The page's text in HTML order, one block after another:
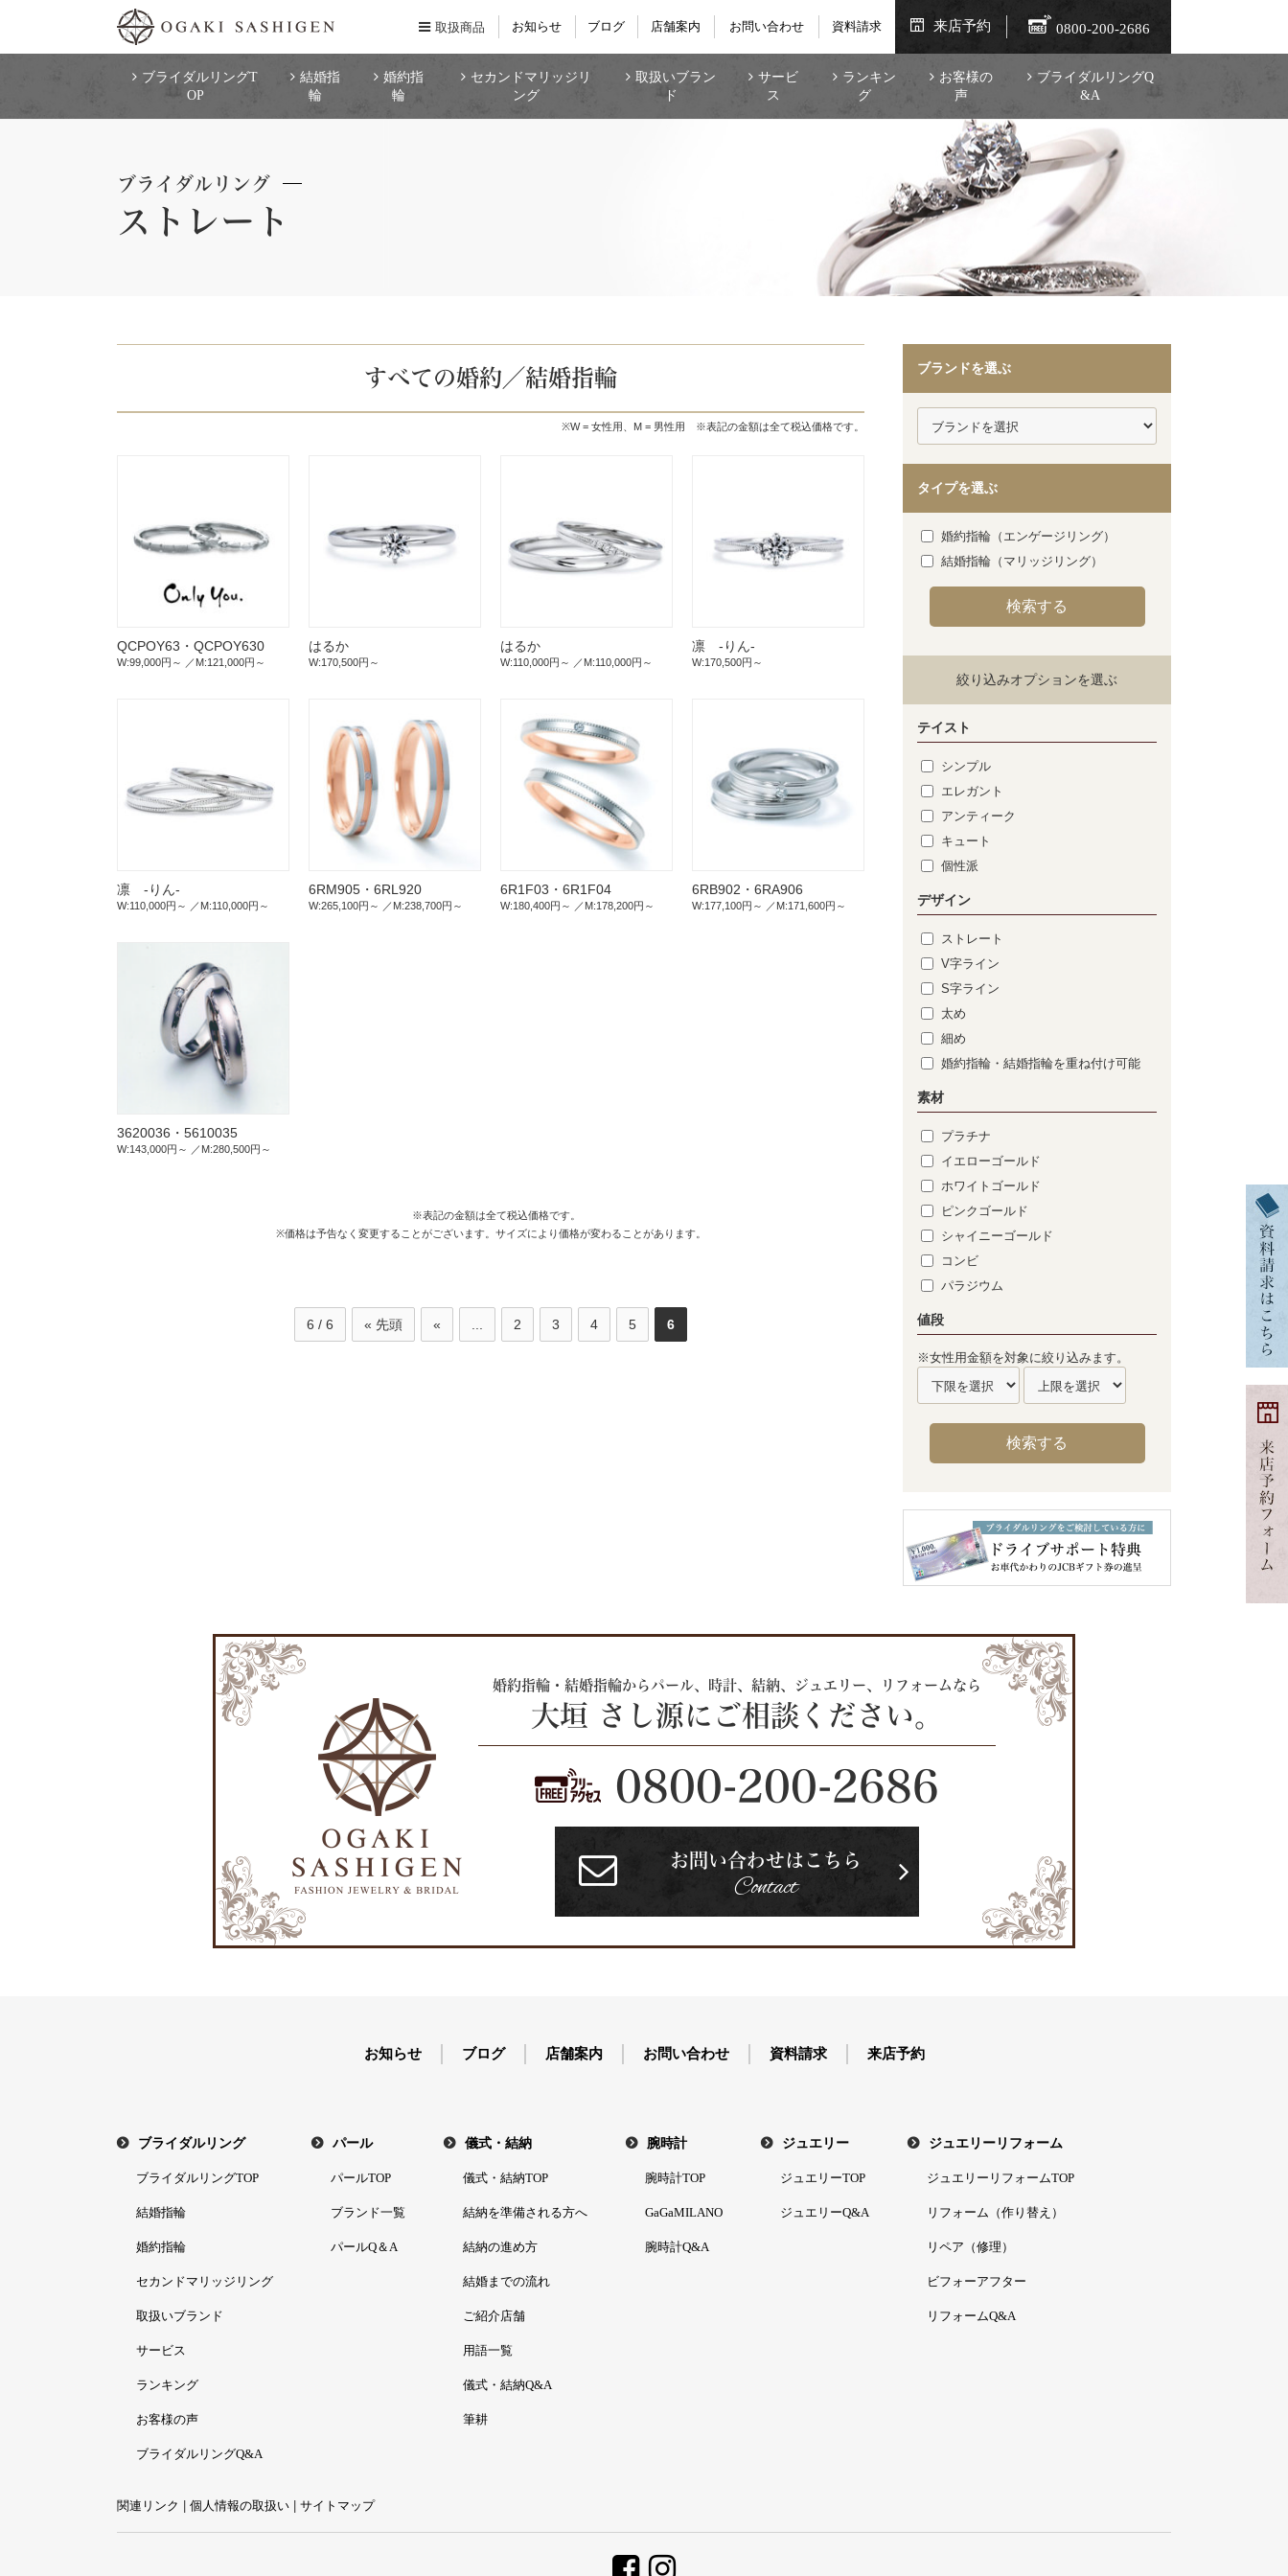
取扱商品 お知らせ ブログ 店舗案内 お問い合わせ 資料請求 来店予約 0800-200-2686
ブライダルリングT
OP
結婚指
輪
婚約指
輪
セカンドマリッジリ
ング
取扱いブラン
ド
サービ
ス
ランキン
グ
お客様の
声
ブライダルリングQ
&A
ブライダルリング
ストレート
すべての婚約／結婚指輪
※W = 女性用、M = 男性用 ※表記の金額は全て税込価格です。
QCPOY63・QCPOY630
W:99,000円～ M:121,000円～
はるか
W:170,500円～
はるか
W:110,000円～ M:110,000円～
凛 -りん-
W:170,500円～
凛 -りん-
W:110,000円～ M:110,000円～
6RM905・6RL920
W:265,100円～ M:238,700円～
6R1F03・6R1F04
W:180,400円～ M:178,200円～
6RB902・6RA906
W:177,100円～ M:171,600円～
3620036・5610035
W:143,000円～ M:280,500円～
※表記の金額は全て税込価格です。
※価格は予告なく変更することがございます。サイズにより価格が変わることがあります。
6 / 6 « 先頭 « 2 3 4 5 6
ブランドを選ぶ
タイプを選ぶ
婚約指輪（エンゲージリング）
結婚指輪（マリッジリング）
絞り込みオプションを選ぶ
テイスト
シンプル
エレガント
アンティーク
キュート
個性派
デザイン
ストレート
V字ライン
S字ライン
太め
細め
婚約指輪・結婚指輪を重ね付け可能
素材
プラチナ
イエローゴールド
ホワイトゴールド
ピンクゴールド
シャイニーゴールド
コンビ
パラジウム
値段
※女性用金額を対象に絞り込みます。
婚約指輪・結婚指輪からパール、時計、 結納、ジュエリー、リフォームなら
大垣 さし源にご相談ください。
0800-200-2686
お問い合わせはこちら
Contact
お知らせ ブログ 店舗案内 お問い合わせ 資料請求 来店予約
ブライダルリング
ブライダルリングTOP
結婚指輪
婚約指輪
セカンドマリッジリング
取扱いブランド
サービス
ランキング
お客様の声
ブライダルリングQ&A
パール
パールTOP
ブランド一覧
パールQ＆A
儀式・結納
儀式・結納TOP
結納を準備される方へ
結納の進め方
結婚までの流れ
ご紹介店舗
用語一覧
儀式・結納Q&A
筆耕
腕時計
腕時計TOP
GaGaMILANO
腕時計Q&A
ジュエリー
ジュエリーTOP
ジュエリーQ&A
ジュエリーリフォーム
ジュエリーリフォームTOP
リフォーム（作り替え）
リペア（修理）
ビフォーアフター
リフォームQ&A
関連リンク 個人情報の取扱い サイトマップ